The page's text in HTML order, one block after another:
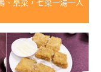
、桌菜，七菜一湯一人